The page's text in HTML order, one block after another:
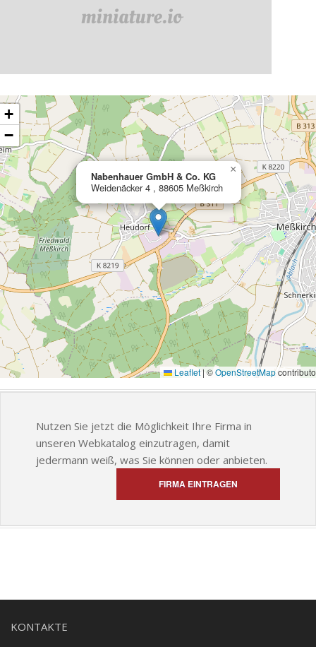
map…
Nabenhauer GmbH & Co. KG
Weidenäcker 4 , 88605 Meßkirch
×
+
−
Leaflet | ©OpenStreetMap
Nutzen Sie jetzt die Möglichkeit Ihre Firma in
unseren Webkatalog einzutragen, damit
jedermann weiß, was Sie können oder anbieten.
FIRMA EINTRAGEN
KONTAKTE